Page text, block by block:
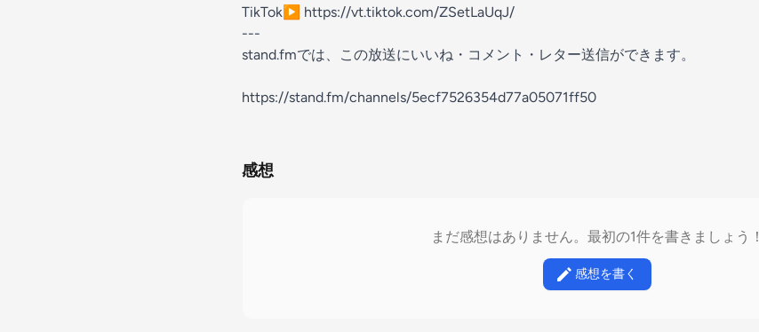
TikTok▶︎ https://vt.tiktok.com/ZSetLaUqJ/
---
stand.fmでは、この放送にいいね・コメント・レター送信ができます。
https://stand.fm/channels/5ecf7526354d77a05071ff50
感想
まだ感想はありません。最初の1件を書きましょう！
感想を書く